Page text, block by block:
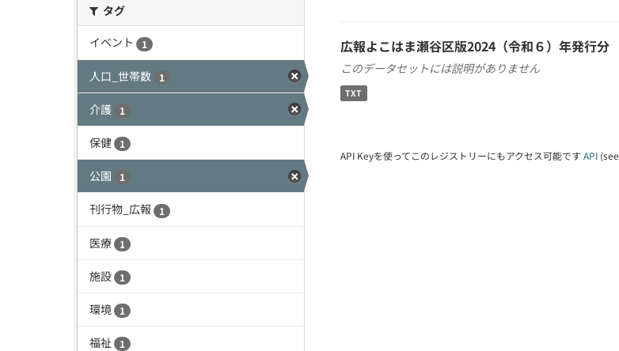
タグ
イベント
1
人口_世帯数 1
介護 1
保健 1
公園 1
刊行物_広報 1
医療 1
施設 1
環境 1
福祉 1
広報よこはま瀬谷区版2024（令和６）年発行分
このデータセットには説明がありません
TXT
API Keyを使ってこのレジストリーにもアクセス可能です API (see